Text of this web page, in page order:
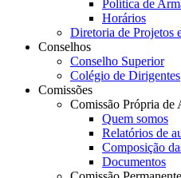
Política de
Horários
Diretoria de Projetos
Conselhos
Conselho Superior
Colégio de Dirigentes
Comissões
Comissão Própria de
Quem somos
Relatórios de
Composição
Documentos